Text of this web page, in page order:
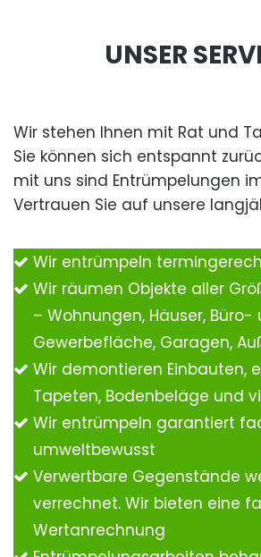
UNSER
Wir stehen Ihnen mit Rat und
Sie können sich entspannt
mit uns sind Entrümpelungen
Vertrauen Sie auf unsere
Wir entrümpeln
Wir räumen Objekte aller
– Wohnungen, Häuser, Büro-
Gewerbefläche, Garagen,
Wir demontieren Einbauten,
Tapeten, Bodenbeläge und
Wir entrümpeln garantiert
umweltbewusst
Verwertbare Gegenstände
verrechnet. Wir bieten eine
Wertanrechnung